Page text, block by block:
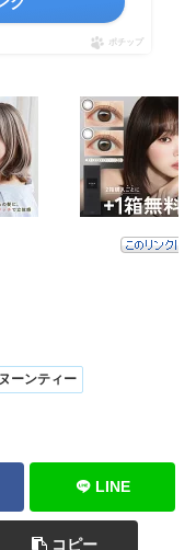
ポチップ
ーンティー
LINE
コピー